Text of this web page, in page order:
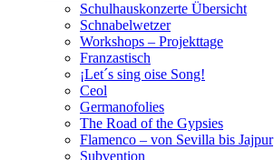
Schulhauskonzerte Übersicht
Schnabelwetzer
Workshops – Projekttage
Franzastisch
¡Let´s sing oise Song!
Ceol
Germanofolies
The Road of the Gypsies
Flamenco – von Sevilla bis Jajpur
Subvention